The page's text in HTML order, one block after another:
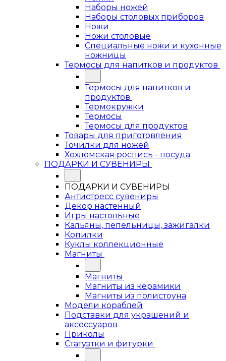
Наборы ножей
Наборы столовых приборов
Ножи
Ножи столовые
Специальные ножи и кухонные
ножницы
Термосы для напитков и продуктов
Термосы для напитков и
продуктов
Термокружки
Термосы
Термосы для продуктов
Товары для приготовления
Точилки для ножей
Хохломская роспись - посуда
ПОДАРКИ И СУВЕНИРЫ
ПОДАРКИ И СУВЕНИРЫ
Антистресс сувениры
Декор настенный
Игры настольные
Кальяны, пепельницы, зажигалки
Копилки
Куклы коллекционные
Магниты
Магниты
Магниты из керамики
Магниты из полистоуна
Модели кораблей
Подставки для украшений и
аксессуаров
Приколы
Статуэтки и фигурки